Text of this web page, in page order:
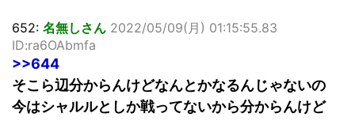
652: 名無しさん 2022/05/09(月) 01:15:55.83
ID:ra6OAbmfa
>>644
そこら辺分からんけどなんとかなるんじゃないの
今はシャルルとしか戦ってないから分からんけど